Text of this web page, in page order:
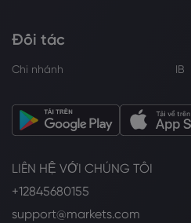
Đối tác
Chi nhánh IB
LIÊN HỆ VỚI CHÚNG TÔI
+12845680155
support@markets.com